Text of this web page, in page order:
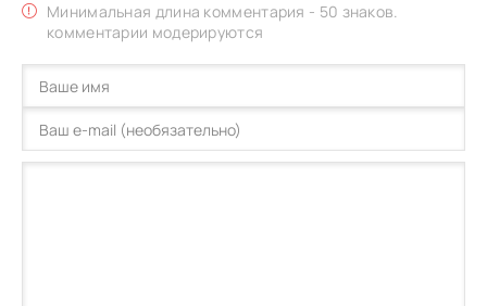
Минимальная длина комментария - 50 знаков.
комментарии модерируются